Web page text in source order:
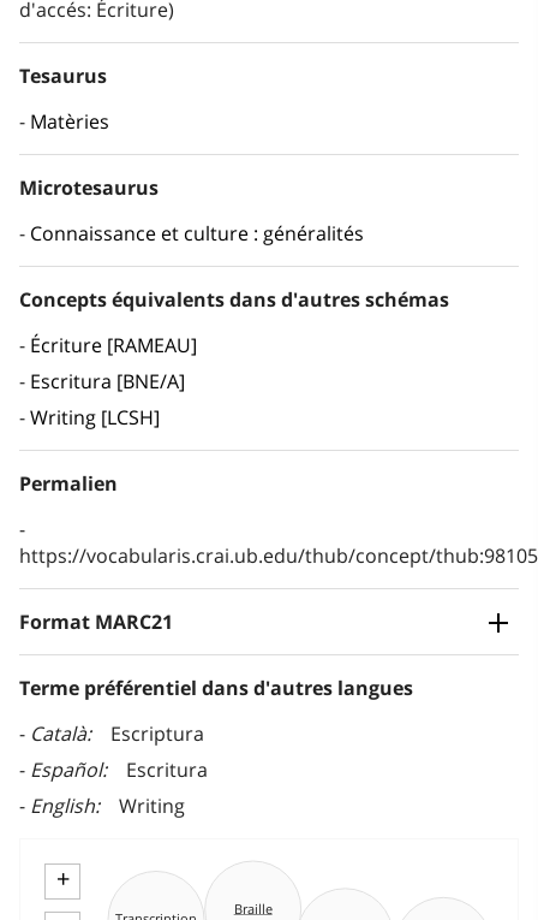
d'accés: Écriture)
Tesaurus
Matèries
Microtesaurus
Connaissance et culture : généralités
Concepts équivalents dans d'autres schémas
Écriture [RAMEAU]
Escritura [BNE/A]
Writing [LCSH]
Permalien
https://vocabularis.crai.ub.edu/thub/concept/
Format MARC21
Terme préférentiel dans d'autres langues
Català
Escriptura
Español
Escritura
English
Writing
+
Braille
Transcription